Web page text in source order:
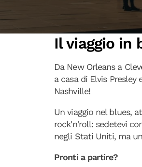
Il viaggio in
Da New Orleans a
a casa di Elvis
Nashville!
Un viaggio nel blues,
rock'n'roll: sedetevi
negli Stati Uniti, ma
Pronti a partire?